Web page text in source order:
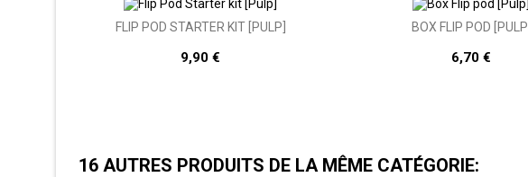
FLIP POD STARTER KIT [PULP]
9,90 €
BOX FLIP POD [PULP]
6,70 €
16 AUTRES PRODUITS DE LA MÊME CATÉGORIE: